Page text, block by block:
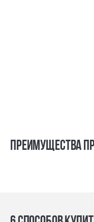
Преимущества